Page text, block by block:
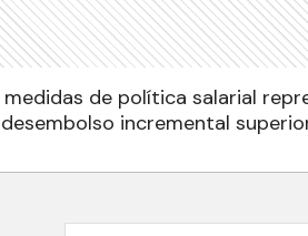
de política salarial
incremental